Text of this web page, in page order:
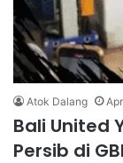
Atok Dalang
Bali United
Persib di